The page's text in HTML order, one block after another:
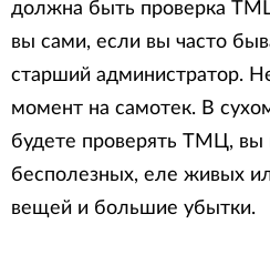
должна быть проверка
вы сами, если вы часто
старший администратор.
момент на самотек. В
будете проверять ТМЦ, вы
бесполезных, еле живых
вещей и большие убытки.